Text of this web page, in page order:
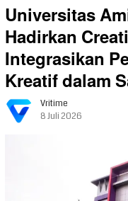
Universitas
Hadirkan
Integrasikan
Kreatif dalam
Vritime
8 Juli 2026